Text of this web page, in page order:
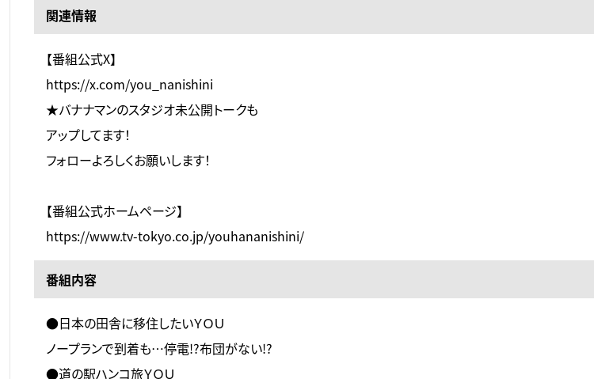
関連情報
【番組公式X】
https://x.com/you_nanishini
★バナナマンのスタジオ未公開トークも
アップしてます！
フォローよろしくお願いします！
【番組公式ホームページ】
https://www.tv-tokyo.co.jp/youhananishini/
番組内容
●日本の田舎に移住したいＹＯＵ
ノープランで到着も…停電!?布団がない!?
●道の駅ハンコ旅ＹＯＵ